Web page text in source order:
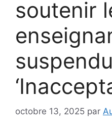
soutenir
octobre 13, 2025 par